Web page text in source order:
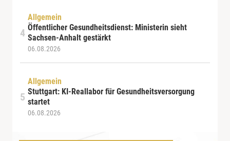
Allgemein
Öffentlicher Gesundheitsdienst: Ministerin sieht
Sachsen-Anhalt gestärkt
06.08.2026
Allgemein
Stuttgart: KI-Reallabor für Gesundheitsversorgung
startet
06.08.2026